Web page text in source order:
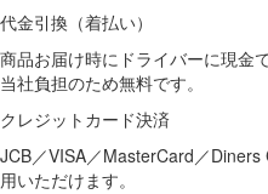
代金引換（着払い）
商品お届け時にドライバーに現金
当社負担のため無料です。
クレジットカード決済
JCB／VISA／MasterCard／
用いただけます。